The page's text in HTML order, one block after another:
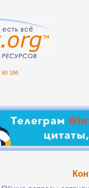
60 166